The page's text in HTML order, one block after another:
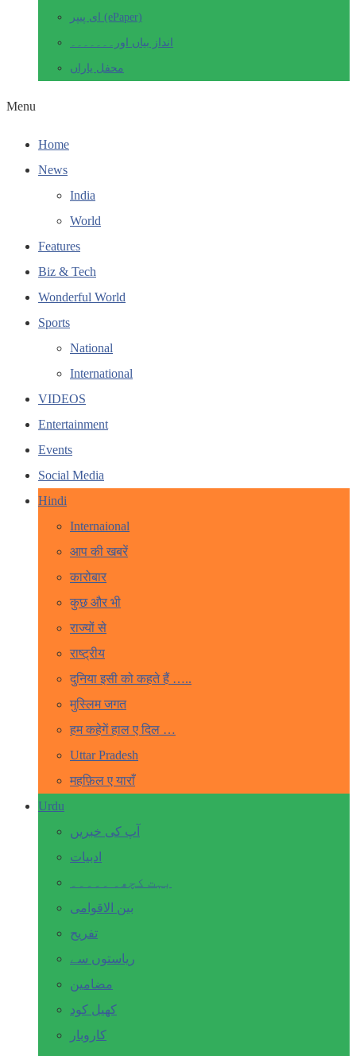
ای پیپر (ePaper)
انداز بیاں اور۔۔۔۔۔۔۔
محفل یاراں
Menu
Home
News
India
World
Features
Biz & Tech
Wonderful World
Sports
National
International
VIDEOS
Entertainment
Events
Social Media
Hindi
Internaional
आप की खबरें
कारोबार
कुछ और भी
राज्यों से
राष्ट्रीय
दुनिया इसी को कहते हैं …..
मुस्लिम जगत
हम कहेगें हाल ए दिल …
Uttar Pradesh
महफ़िल ए याराँ
Urdu
آپ کی خبریں
ادبیات
بہت کچھ۔ ۔۔۔۔۔
بین الاقوامی
تفریح
ریاستوں سے
مضامین
کھیل کود
کاروبار